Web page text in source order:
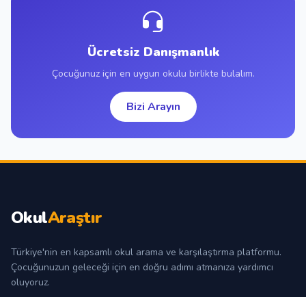
Ücretsiz Danışmanlık
Çocuğunuz için en uygun okulu birlikte bulalım.
Bizi Arayın
OkulAraştır
Türkiye'nin en kapsamlı okul arama ve karşılaştırma platformu.
Çocuğunuzun geleceği için en doğru adımı atmanıza yardımcı
oluyoruz.